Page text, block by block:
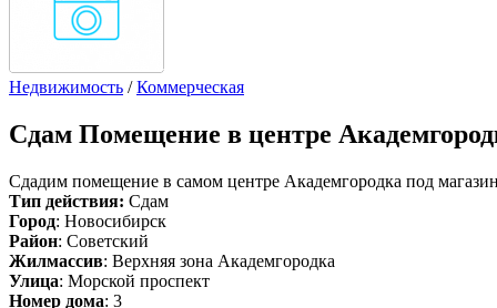
Недвижимость /Коммерческая
Сдам Помещение в центре
Сдадим помещение в самом центре Академгородка под
Тип действия: Сдам
Город: Новосибирск
Район: Советский
Жилмассив: Верхняя зона Академгородка
Улица: Морской проспект
Номер дома: 3